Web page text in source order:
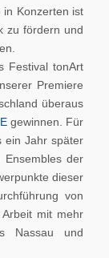
in Konzerten ist
zu fördern und
Festival tonArt
Premiere
überaus
gewinnen. Für
ein Jahr später
der
dieser
von
mit mehr
Nassau und